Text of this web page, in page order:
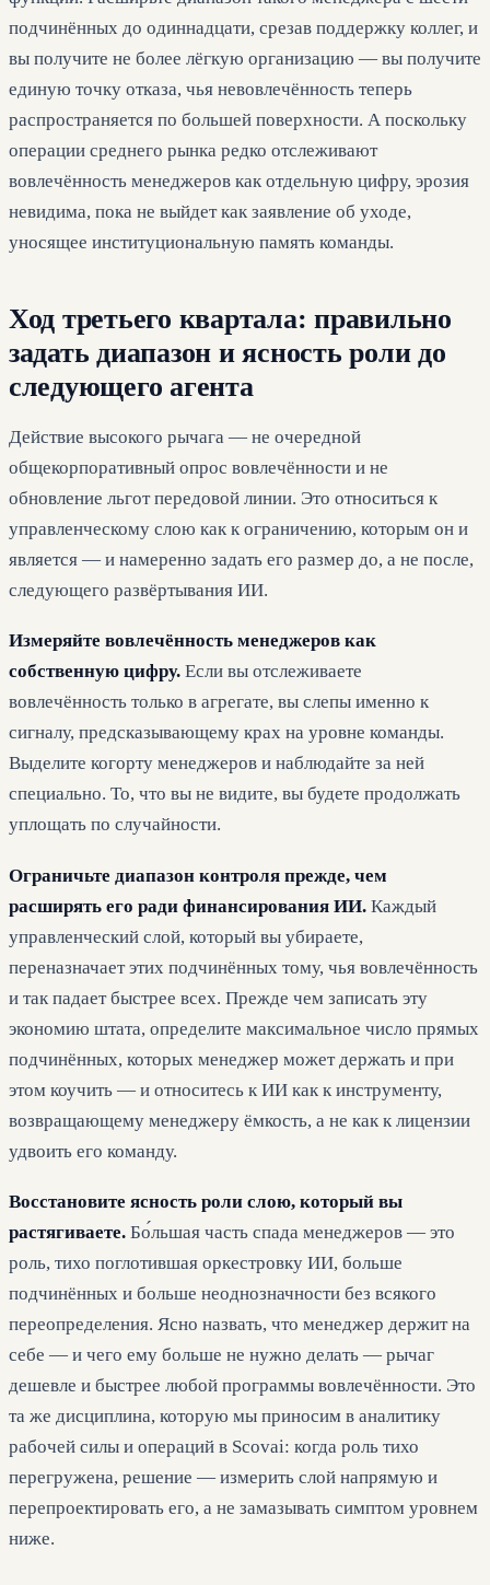
подчинённых до одиннадцати, срезав поддержку коллег, и
вы получите не более лёгкую организацию — вы получите
единую точку отказа, чья невовлечённость теперь
распространяется по большей поверхности. А поскольку
операции среднего рынка редко отслеживают
вовлечённость менеджеров как отдельную цифру, эрозия
невидима, пока не выйдет как заявление об уходе,
уносящее институциональную память команды.
Ход третьего квартала: правильно
задать диапазон и ясность роли до
следующего агента
Действие высокого рычага — не очередной
общекорпоративный опрос вовлечённости и не
обновление льгот передовой линии. Это относиться к
управленческому слою как к ограничению, которым он и
является — и намеренно задать его размер до, а не после,
следующего развёртывания ИИ.
Измеряйте вовлечённость менеджеров как
собственную цифру. Если вы отслеживаете
вовлечённость только в агрегате, вы слепы именно к
сигналу, предсказывающему крах на уровне команды.
Выделите когорту менеджеров и наблюдайте за ней
специально. То, что вы не видите, вы будете продолжать
уплощать по случайности.
Ограничьте диапазон контроля прежде, чем
расширять его ради финансирования ИИ. Каждый
управленческий слой, который вы убираете,
переназначает этих подчинённых тому, чья вовлечённость
и так падает быстрее всех. Прежде чем записать эту
экономию штата, определите максимальное число прямых
подчинённых, которых менеджер может держать и при
этом коучить — и относитесь к ИИ как к инструменту,
возвращающему менеджеру ёмкость, а не как к лицензии
удвоить его команду.
Восстановите ясность роли слою, который вы
растягиваете. Бо́льшая часть спада менеджеров — это
роль, тихо поглотившая оркестровку ИИ, больше
подчинённых и больше неоднозначности без всякого
переопределения. Ясно назвать, что менеджер держит на
себе — и чего ему больше не нужно делать — рычаг
дешевле и быстрее любой программы вовлечённости. Это
та же дисциплина, которую мы приносим в аналитику
рабочей силы и операций в Scovai: когда роль тихо
перегружена, решение — измерить слой напрямую и
перепроектировать его, а не замазывать симптом уровнем
ниже.